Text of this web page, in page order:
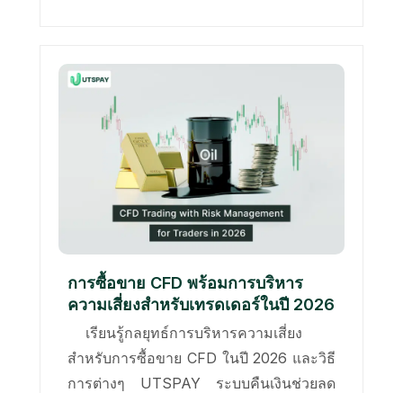
การซื้อขาย CFD พร้อมการบริหาร
ความเสี่ยงสำหรับเทรดเดอร์ในปี 2026
เรียนรู้กลยุทธ์การบริหารความเสี่ยง
สำหรับการซื้อขาย CFD ในปี 2026 และวิธี
การต่างๆ UTSPAY ระบบคืนเงินช่วยลด